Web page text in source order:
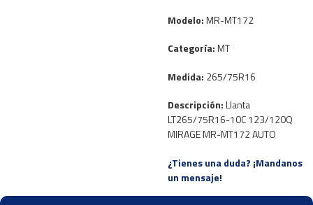
Modelo:MR-MT172
Categoría:MT
Medida: 265/75R16
Descripción:Llanta
LT265/75R16-10C 123/120Q
MIRAGE MR-MT172 AUTO
¿Tienes una duda? ¡Mandanos
un mensaje!